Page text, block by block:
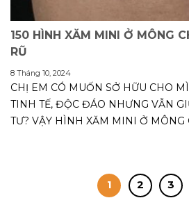
150 HÌNH XĂM MINI Ở MÔNG
RŨ
8 Tháng 10, 2024
CHỊ EM CÓ MUỐN SỞ HỮU CHO
TINH TẾ, ĐỘC ĐÁO NHƯNG VẪN
TƯ? VẬY HÌNH XĂM MINI Ở MÔNG
1 2 3